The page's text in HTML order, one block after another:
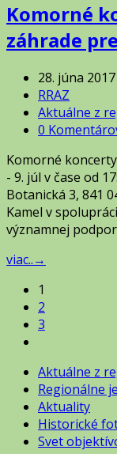
Komorné
záhrade
28. júna 2017
RRAZ
Aktuálne z
0
Komorné
- 9. júl v čase od
Botanická 3, 841
Kamel v
významnej
viac..→
1
2
3
Aktuálne z
Regionálne
Aktuality
Historické
Svet